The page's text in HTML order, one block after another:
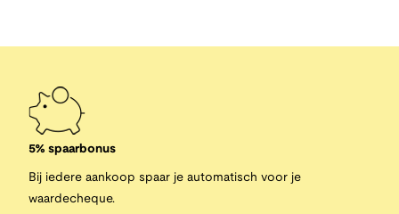
5% spaarbonus
Bij iedere aankoop spaar je automatisch voor je
waardecheque.